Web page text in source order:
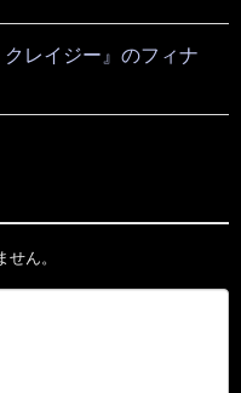
レイジー』のフィナ
ん。